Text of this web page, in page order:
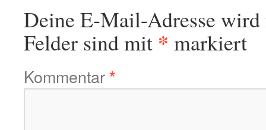
Deine E-Mail-Adresse
Felder sind mit * markiert
Kommentar*